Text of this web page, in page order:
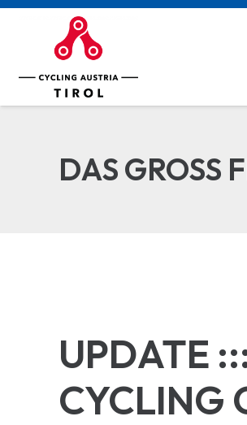
DAS GROSS
UPDATE
CYCLING